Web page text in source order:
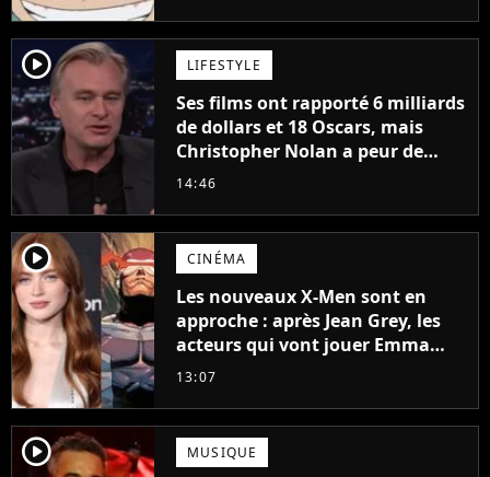
player2 LIFESTYLE
Ses films ont rapporté 6 milliards
de dollars et 18 Oscars, mais
Christopher Nolan a peur de
tourner un genre de films très
14:46
player2 CINÉMA
Les nouveaux X-Men sont en
approche : après Jean Grey, les
acteurs qui vont jouer Emma
Frost et Cyclope trouvés !
13:07
player2 MUSIQUE